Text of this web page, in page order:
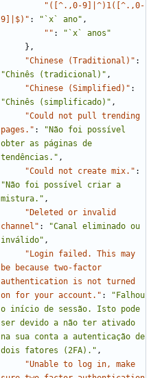
"([^.,0-9]|^)1([^.,0-
9]|$)" : "`x` ano" ,
"" :
"`x` anos"
} ,
"Chinese (Traditional)" :
"Chinês (tradicional)" ,
"Chinese (Simplified)" :
"Chinês (simplificado)" ,
"Could not pull trending
pages." :
"Não foi possível
obter as páginas de
tendências." ,
"Could not create mix." :
"Não foi possível criar a
mistura." ,
"Deleted or invalid
channel" :
"Canal eliminado ou
inválido" ,
"Login failed. This may
be because two-factor
authentication is not turned
on for your account." :
"Falhou
o início de sessão. Isto pode
ser devido a não ter ativado
na sua conta a autenticação de
dois fatores (2FA)." ,
"Unable to log in, make